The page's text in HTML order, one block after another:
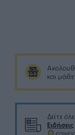
και
Δείτε
Ειδήσεις